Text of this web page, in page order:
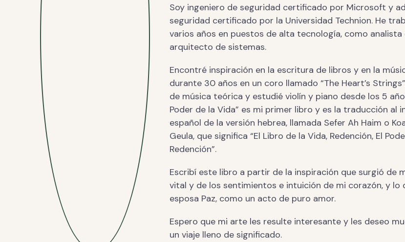
Soy ingeniero de seguridad certificado por Microsoft y
seguridad certificado por la Universidad Technion. He
varios años en puestos de alta tecnología, como
arquitecto de sistemas.
Encontré inspiración en la escritura de libros y en la
durante 30 años en un coro llamado “The Heart’s
de música teórica y estudié violín y piano desde los 5
Poder de la Vida” es mi primer libro y es la traducción al
español de la versión hebrea, llamada Sefer Ah Haim o
Geula, que significa “El Libro de la Vida, Redención, El
Redención”.
Escribí este libro a partir de la inspiración que surgió de
vital y de los sentimientos e intuición de mi corazón, y lo
esposa Paz, como un acto de puro amor.
Espero que mi arte les resulte interesante y les deseo
un viaje lleno de significado.